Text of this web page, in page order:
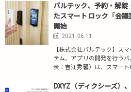
バルテック、予約・解錠
たスマートロック「会
開始
2021.06.11
【株式会社バルテック】ス
テム、アプリの開発を行う
表：吉江秀馨）は、スマー
DXYZ（ディクシーズ）